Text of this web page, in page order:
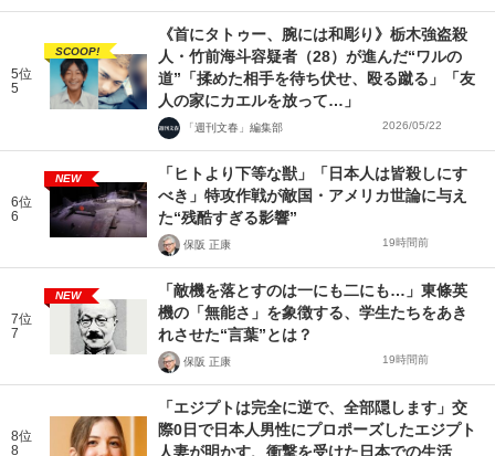
5位
5
SCOOP!
《首にタトゥー、腕には和彫り》栃木強盗殺
人・竹前海斗容疑者（28）が進んだ“ワルの
道”「揉めた相手を待ち伏せ、殴る蹴る」「友
人の家にカエルを放って…」
「週刊文春」編集部 2026/05/22
6位
6
NEW
「ヒトより下等な獣」「日本人は皆殺しにす
べき」特攻作戦が敵国・アメリカ世論に与え
た“残酷すぎる影響”
保阪 正康 19時間前
7位
7
NEW
「敵機を落とすのは一にも二にも…」東條英
機の「無能さ」を象徴する、学生たちをあき
れさせた“言葉”とは？
保阪 正康 19時間前
8位
8
「エジプトは完全に逆で、全部隠します」交
際0日で日本人男性にプロポーズしたエジプト
人妻が明かす、衝撃を受けた日本での生活